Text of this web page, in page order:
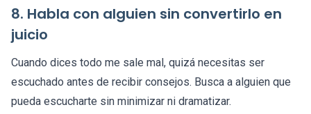
8. Habla con alguien sin convertirlo en
juicio
Cuando dices todo me sale mal, quizá necesitas ser
escuchado antes de recibir consejos. Busca a alguien que
pueda escucharte sin minimizar ni dramatizar.